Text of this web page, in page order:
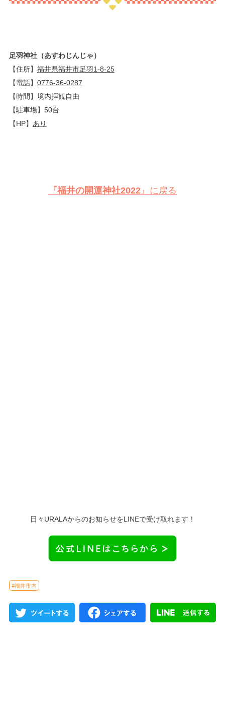
足羽神社（あすわじんじゃ）
【住所】 福井県福井市足羽1-8-25
【電話】 0776-36-0287
【時間】境内拝観自由
【駐車場】50台
【HP】 あり
『福井の開運神社2022』に戻る
日々URALAからのお知らせをLINEで受け取れます！
#福井市内